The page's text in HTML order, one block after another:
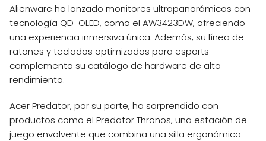
Alienware ha lanzado monitores ultrapanorámicos con
tecnología QD-OLED, como el AW3423DW, ofreciendo
una experiencia inmersiva única. Además, su línea de
ratones y teclados optimizados para esports
complementa su catálogo de hardware de alto
rendimiento.
Acer Predator, por su parte, ha sorprendido con
productos como el Predator Thronos, una estación de
juego envolvente que combina una silla ergonómica